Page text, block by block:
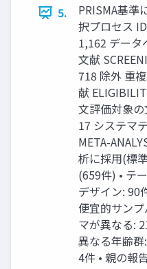
5.
PRISMA基準
択プロセス
1,162 データ
文献
718 除外 重
献
文評価対象の
17 システマ
META-
析に採用(標
(659件) • テ
デザイン: 90
便宜的サン
マが異なる:
異なる年齢
4件 • 親の報